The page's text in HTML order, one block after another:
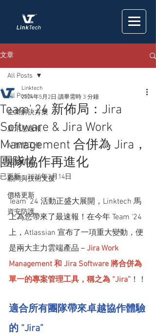
文章
All Posts
企業解決方案
新消息速報
AI 智慧工作
活動精選
顧問與技術支援
價格更新
資安防護
All Posts
Team' 24 新佈局：Jira
Software & Jira Work
Management 合併為 Jira，
團隊協作再進化
Linktech
2024年5月2日 讀畢需時 3 分鐘
已更新：2025年3月14日
Team' 24 活動正盛大展開，Linktech 馬
上為您帶來了最速報！在今年 Team '24
上，Atlassian 宣布了一項重大變動，便
是兩大主力雲端產品－ Jira Work
Management 和 Jira Software 將合併為
單一的專案管理工具，稱之為 “Jira” ！！
適合所有團隊帶來卓越協作體驗
的 “Jira”